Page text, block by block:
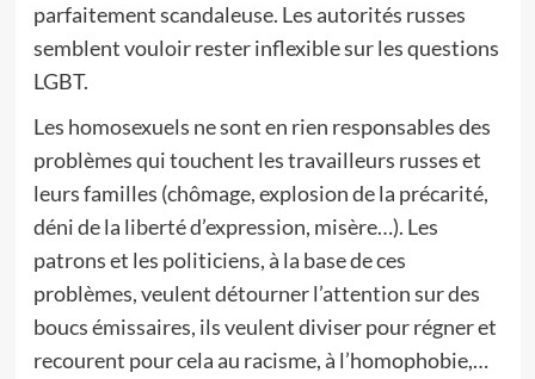
parfaitement scandaleuse. Les autorités russes
semblent vouloir rester inflexible sur les questions
LGBT.
Les homosexuels ne sont en rien responsables des
problèmes qui touchent les travailleurs russes et
leurs familles (chômage, explosion de la précarité,
déni de la liberté d’expression, misère…). Les
patrons et les politiciens, à la base de ces
problèmes, veulent détourner l’attention sur des
boucs émissaires, ils veulent diviser pour régner et
recourent pour cela au racisme, à l’homophobie,…